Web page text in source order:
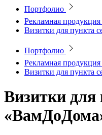
Портфолио
Рекламная продукция
Визитки для пункта
Портфолио
Рекламная продукция
Визитки для пункта
Визитки для